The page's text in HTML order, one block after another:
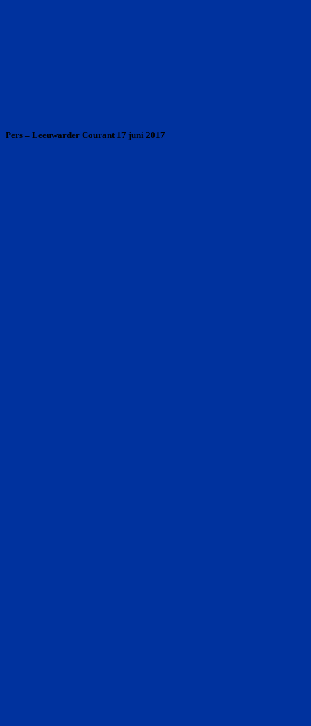
Pers – Leeuwarder Courant 17 juni 2017